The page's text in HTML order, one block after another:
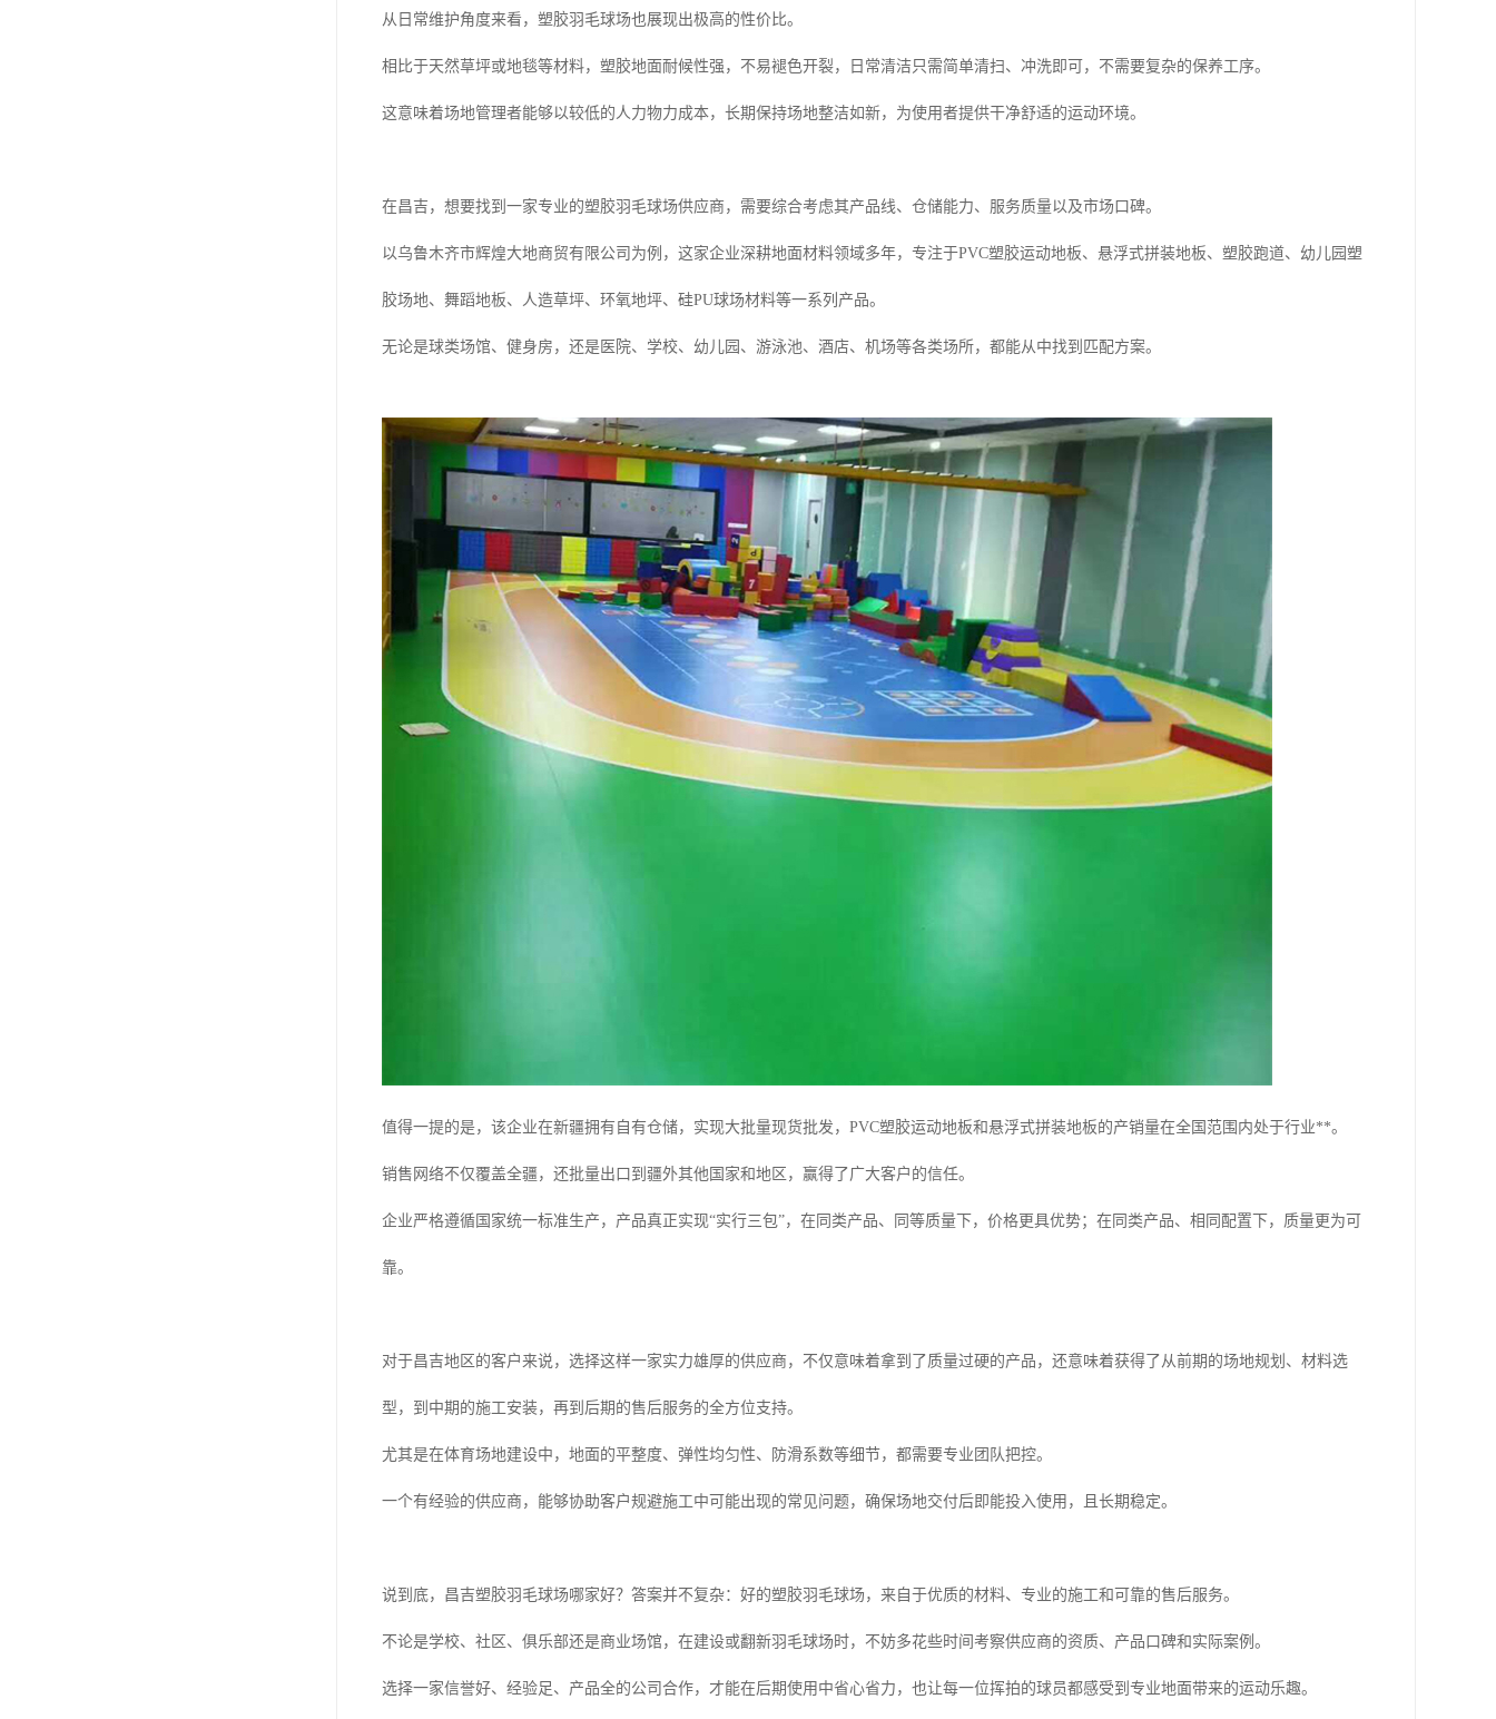
从日常维护角度来看，塑胶羽毛球场也展现出极高的性价比。
相比于天然草坪或地毯等材料，塑胶地面耐候性强，不易褪色开裂，日常清洁只需简单清扫、冲洗即可，不需要复杂的保养工序。
这意味着场地管理者能够以较低的人力物力成本，长期保持场地整洁如新，为使用者提供干净舒适的运动环境。
在昌吉，想要找到一家专业的塑胶羽毛球场供应商，需要综合考虑其产品线、仓储能力、服务质量以及市场口碑。
以乌鲁木齐市辉煌大地商贸有限公司为例，这家企业深耕地面材料领域多年，专注于PVC塑胶运动地板、悬浮式拼装地板、塑胶跑道、幼儿园塑
胶场地、舞蹈地板、人造草坪、环氧地坪、硅PU球场材料等一系列产品。
无论是球类场馆、健身房，还是医院、学校、幼儿园、游泳池、酒店、机场等各类场所，都能从中找到匹配方案。
值得一提的是，该企业在新疆拥有自有仓储，实现大批量现货批发，PVC塑胶运动地板和悬浮式拼装地板的产销量在全国范围内处于行业**。
销售网络不仅覆盖全疆，还批量出口到疆外其他国家和地区，赢得了广大客户的信任。
企业严格遵循国家统一标准生产，产品真正实现“实行三包”，在同类产品、同等质量下，价格更具优势；在同类产品、相同配置下，质量更为可
靠。
对于昌吉地区的客户来说，选择这样一家实力雄厚的供应商，不仅意味着拿到了质量过硬的产品，还意味着获得了从前期的场地规划、材料选
型，到中期的施工安装，再到后期的售后服务的全方位支持。
尤其是在体育场地建设中，地面的平整度、弹性均匀性、防滑系数等细节，都需要专业团队把控。
一个有经验的供应商，能够协助客户规避施工中可能出现的常见问题，确保场地交付后即能投入使用，且长期稳定。
说到底，昌吉塑胶羽毛球场哪家好？答案并不复杂：好的塑胶羽毛球场，来自于优质的材料、专业的施工和可靠的售后服务。
不论是学校、社区、俱乐部还是商业场馆，在建设或翻新羽毛球场时，不妨多花些时间考察供应商的资质、产品口碑和实际案例。
选择一家信誉好、经验足、产品全的公司合作，才能在后期使用中省心省力，也让每一位挥拍的球员都感受到专业地面带来的运动乐趣。